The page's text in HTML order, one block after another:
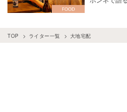
TOP ライター一覧 大地宅配